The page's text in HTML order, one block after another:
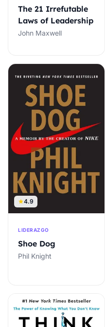
The 21 Irrefutable
Laws of Leadership
John Maxwell
4.9
LIDERAZGO
Shoe Dog
Phil Knight